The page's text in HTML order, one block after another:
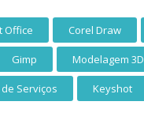
Office Corel Draw
Gimp Modelagem 3D
Serviços Keyshot